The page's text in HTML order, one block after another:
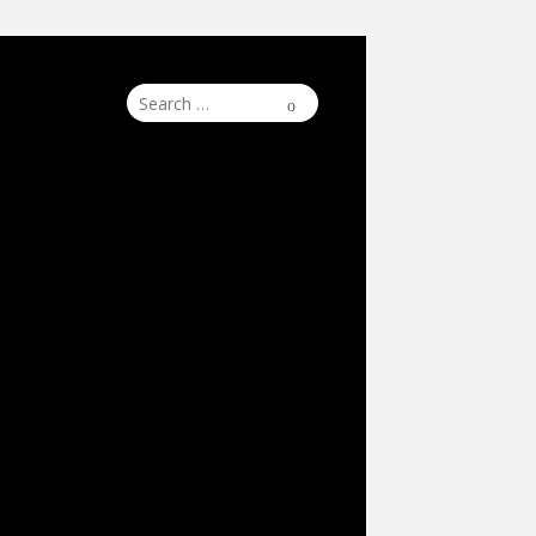
Search
for:
Search